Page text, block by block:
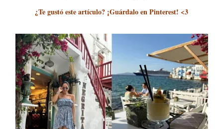
¿Te gustó este artículo? ¡Guárdalo en Pinterest! <3